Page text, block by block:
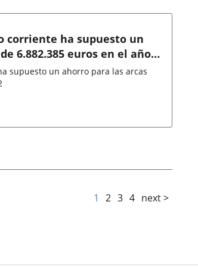
corriente ha supuesto un
6.882.385 euros en el año
supuesto un ahorro para las arcas
1 2 3 4 next >